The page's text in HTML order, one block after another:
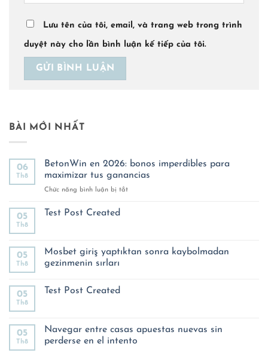
Lưu tên của tôi, email, và trang web trong trình
duyệt này cho lần bình luận kế tiếp của tôi.
BÀI MỚI NHẤT
06
Th8
BetonWin en 2026: bonos imperdibles para
maximizar tus ganancias
Chức năng bình luận bị tắtở
para
05
Th8
Test Post Created
luận
ở
Test
05
Th8
Mosbet giriş yaptıktan sonra kaybolmadan
gezinmenin sırları
bình
yaptıktan
sonra
kaybolmadan
05
Th8
Test Post Created
luận
ở
Test
05
Th8
Navegar entre casas apuestas nuevas sin
perderse en el intento